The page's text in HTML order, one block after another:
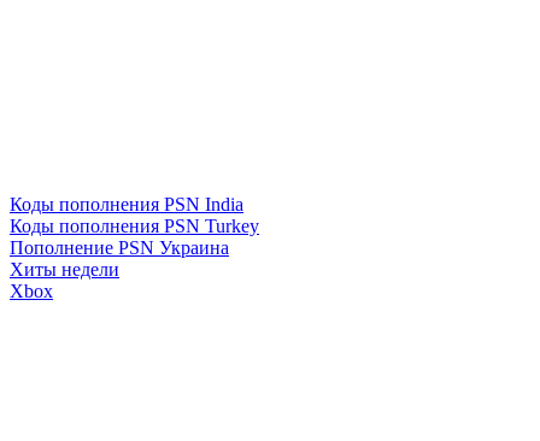
Коды пополнения PSN India
Коды пополнения PSN Turkey
Пополнение PSN Украина
Хиты недели
Xbox